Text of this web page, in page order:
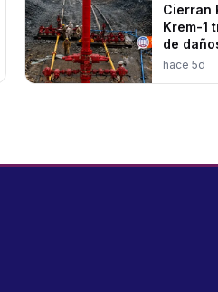
Cierran
Krem-1 tras estela
de
días
hace 5d